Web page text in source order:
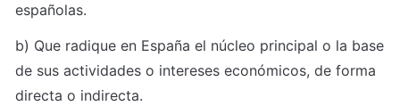
españolas.
b) Que radique en España el núcleo principal o la base
de sus actividades o intereses económicos, de forma
directa o indirecta.